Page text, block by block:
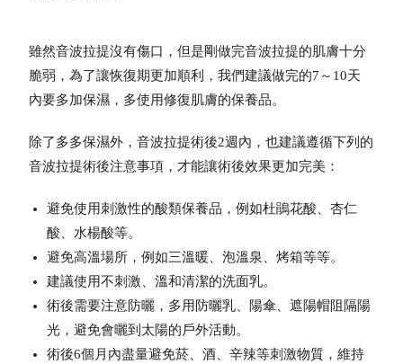
雖然音波拉提沒有傷口，但是剛做完音波拉提的肌膚十分
脆弱，為了讓恢復期更加順利，我們建議做完的7～10天
內要多加保濕，多使用修復肌膚的保養品。
除了多多保濕外，音波拉提術後2週內，也建議遵循下列的
音波拉提術後注意事項，才能讓術後效果更加完美：
避免使用刺激性的酸類保養品，例如杜鵑花酸、杏仁
酸、水楊酸等。
避免高溫場所，例如三溫暖、泡溫泉、烤箱等等。
建議使用不刺激、溫和清潔的洗面乳。
術後需要注意防曬，多用防曬乳、陽傘、遮陽帽阻隔陽
光，避免會曬到太陽的戶外活動。
術後6個月內盡量避免菸、酒、辛辣等刺激物質，維持